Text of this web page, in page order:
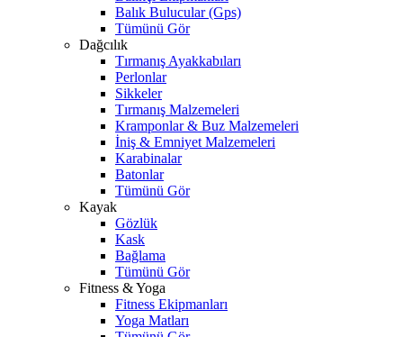
Balık Bulucular (Gps)
Tümünü Gör
Dağcılık
Tırmanış Ayakkabıları
Perlonlar
Sikkeler
Tırmanış Malzemeleri
Kramponlar & Buz Malzemeleri
İniş & Emniyet Malzemeleri
Karabinalar
Batonlar
Tümünü Gör
Kayak
Gözlük
Kask
Bağlama
Tümünü Gör
Fitness & Yoga
Fitness Ekipmanları
Yoga Matları